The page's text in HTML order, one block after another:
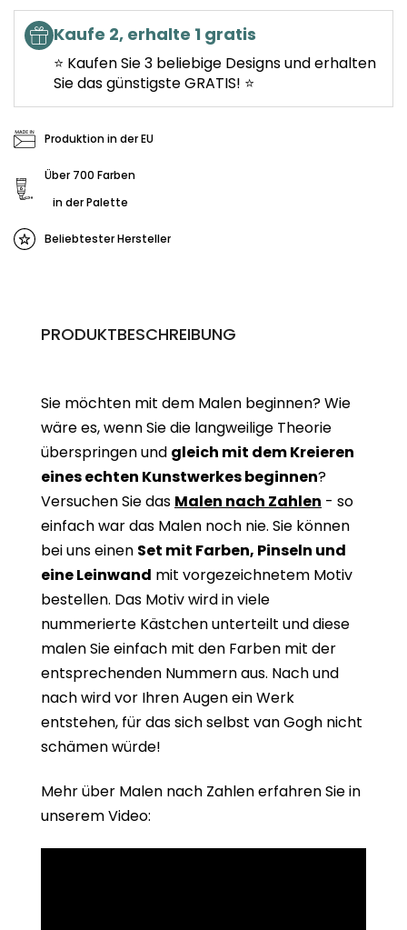
Kaufe 2, erhalte 1 gratis
⭐ Kaufen Sie 3 beliebige Designs und erhalten
Sie das günstigste GRATIS! ⭐
Produktion in der EU
Über 700 Farben
in der Palette
Beliebtester Hersteller
PRODUKTBESCHREIBUNG
Sie möchten mit dem Malen beginnen? Wie
wäre es, wenn Sie die langweilige Theorie
überspringen und gleich mit dem Kreieren
eines echten Kunstwerkes beginnen?
Versuchen Sie das Malen nach Zahlen - so
einfach war das Malen noch nie. Sie können
bei uns einen Set mit Farben, Pinseln und
eine Leinwand mit vorgezeichnetem Motiv
bestellen. Das Motiv wird in viele
nummerierte Kästchen unterteilt und diese
malen Sie einfach mit den Farben mit der
entsprechenden Nummern aus. Nach und
nach wird vor Ihren Augen ein Werk
entstehen, für das sich selbst van Gogh nicht
schämen würde!
Mehr über Malen nach Zahlen erfahren Sie in
unserem Video: